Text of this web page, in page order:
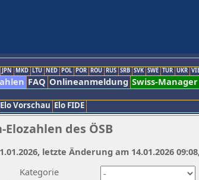
JPN MKD LTU NED POL POR ROU RUS SRB SVK SWE TUR UKR
FAQ Onlineanmeldung Swiss-Manager
Elo Vorschau Elo FIDE
des ÖSB
Kategorie
letzte Änderung am 14.01.2026